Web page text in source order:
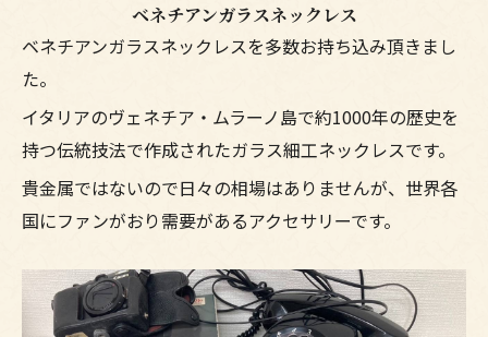
ベネチアンガラスネックレス
ベネチアンガラスネックレスを多数お持ち込み頂きまし
た。
イタリアのヴェネチア・ムラーノ島で約1000年の歴史を
持つ伝統技法で作成されたガラス細工ネックレスです。
貴金属ではないので日々の相場はありませんが、世界各
国にファンがおり需要があるアクセサリーです。